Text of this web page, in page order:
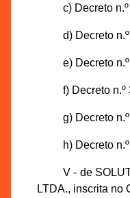
c) Decreto
d) Decreto
e) Decreto
f) Decreto
g) Decreto
h) Decreto
V - de
LTDA., inscrita no